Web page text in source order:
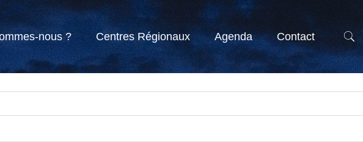
nous ? Centres Régionaux Agenda Contact